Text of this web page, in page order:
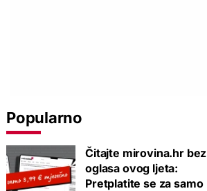
Popularno
Čitajte mirovina.hr bez
oglasa ovog ljeta:
Pretplatite se za samo